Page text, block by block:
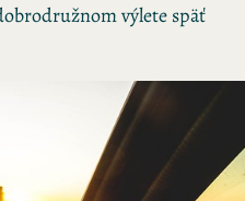
výlete späť